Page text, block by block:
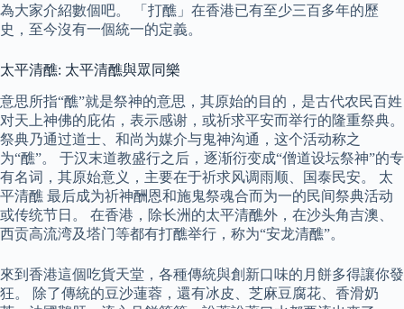
為大家介紹數個吧。 「打醮」在香港已有至少三百多年的歷
史，至今沒有一個統一的定義。
太平清醮: 太平清醮與眾同樂
意思所指“醮”就是祭神的意思，其原始的目的，是古代农民百姓
对天上神佛的庇佑，表示感谢，或祈求平安而举行的隆重祭典。
祭典乃通过道士、和尚为媒介与鬼神沟通，这个活动称之
为“醮”。 于汉末道教盛行之后，逐渐衍变成“僧道设坛祭神”的专
有名词，其原始意义，主要在于祈求风调雨顺、国泰民安。 太
平清醮 最后成为祈神酬恩和施鬼祭魂合而为一的民间祭典活动
或传统节日。 在香港，除长洲的太平清醮外，在沙头角吉澳、
西贡高流湾及塔门等都有打醮举行，称为“安龙清醮”。
來到香港這個吃貨天堂，各種傳統與創新口味的月餅多得讓你發
狂。 除了傳統的豆沙蓮蓉，還有冰皮、芝麻豆腐花、香滑奶